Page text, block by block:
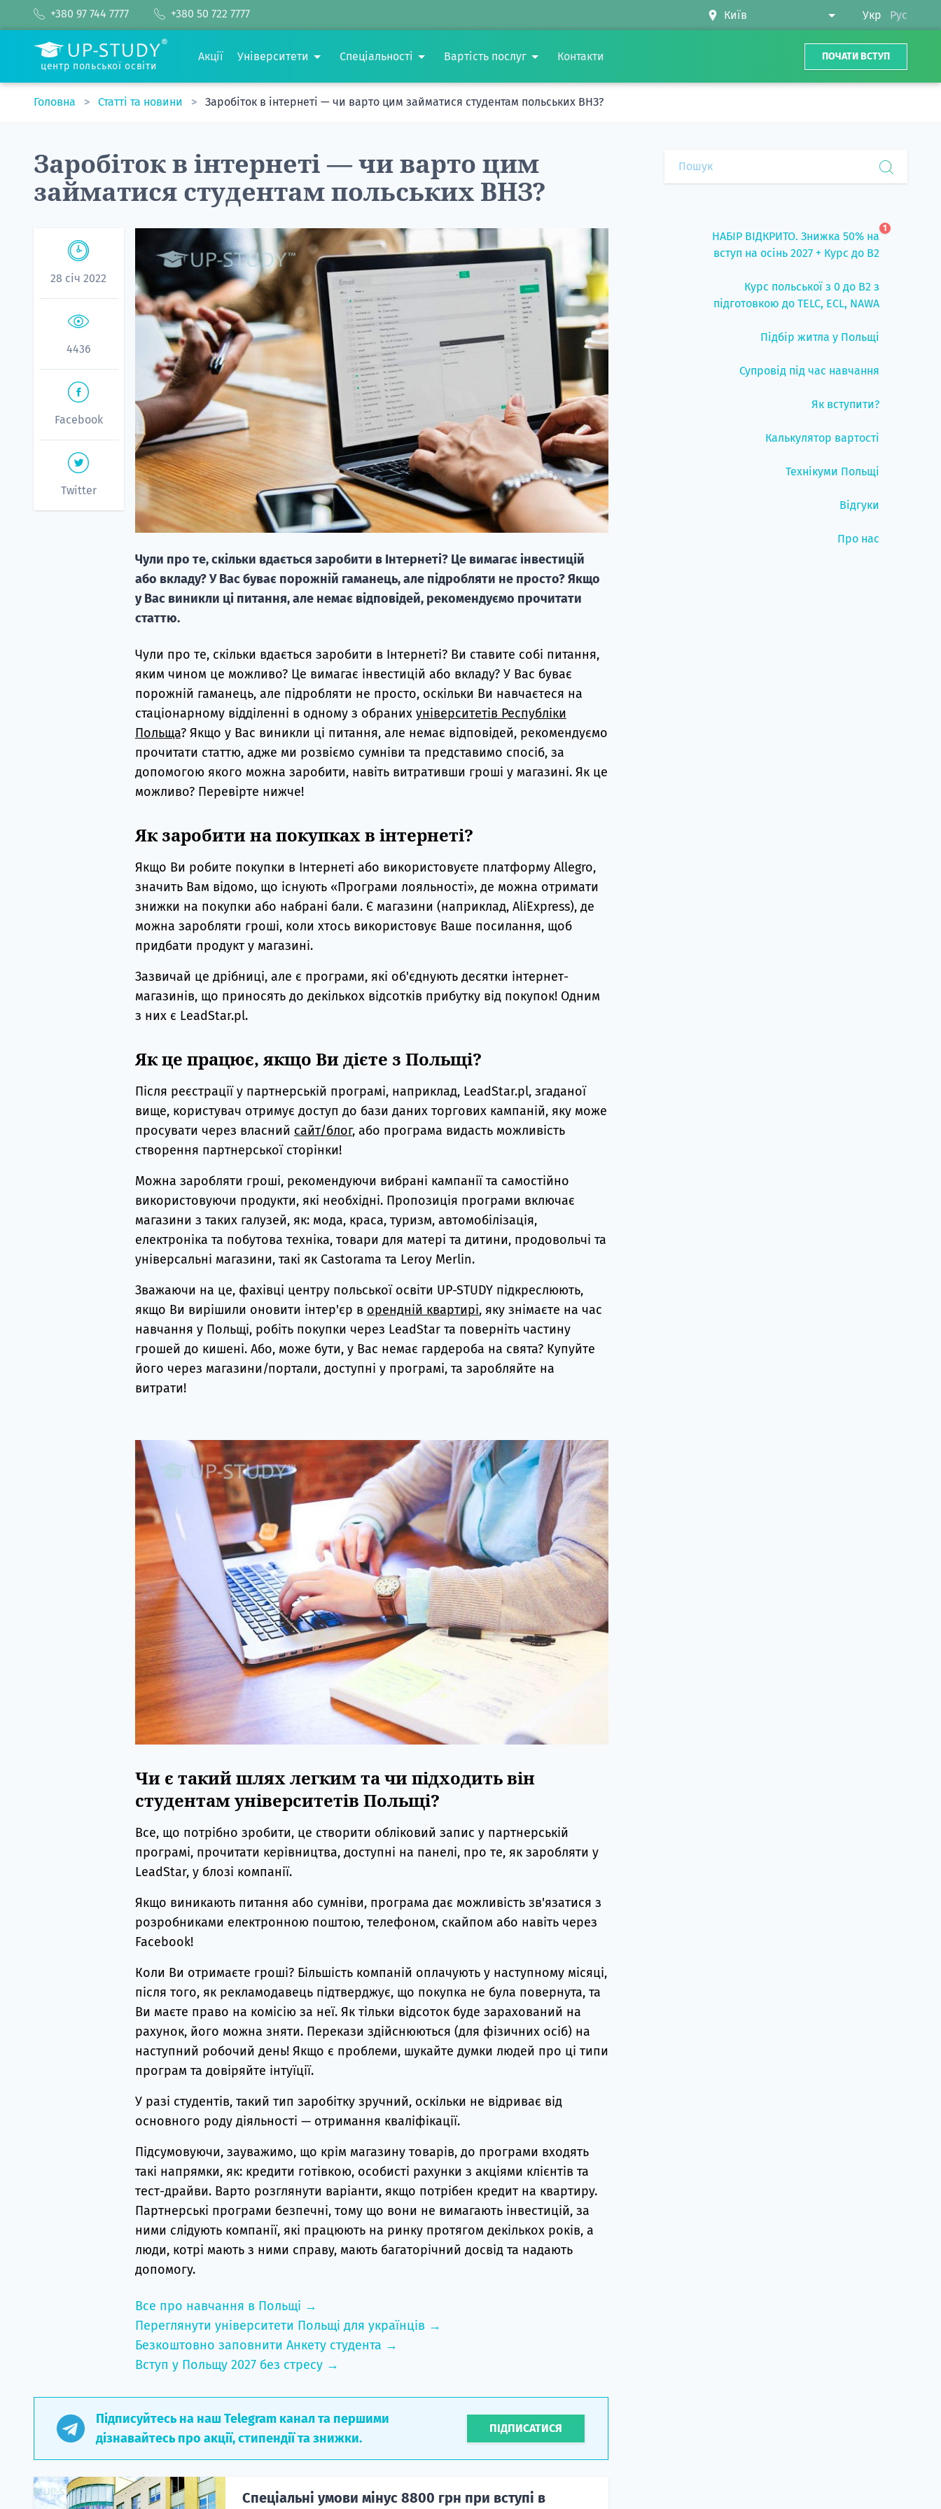
+380 97 744 7777 +380 50 722 7777 Укр Рус
центр польської освіти
Акції Університети Спеціальності Вартість послуг Контакти ПОЧАТИ ВСТУП
Головна Статті та новини Заробіток в інтернеті — чи варто цим займатися студентам польських ВНЗ?
Заробіток в інтернеті — чи варто цим
займатися студентам польських ВНЗ?
28 січ 2022
4436
Facebook
Twitter
Чули про те, скільки вдається заробити в Інтернеті? Це вимагає інвестицій
або вкладу? У Вас буває порожній гаманець, але підробляти не просто? Якщо
у Вас виникли ці питання, але немає відповідей, рекомендуємо прочитати
статтю.
Чули про те, скільки вдається заробити в Інтернеті? Ви ставите собі питання,
яким чином це можливо? Це вимагає інвестицій або вкладу? У Вас буває
порожній гаманець, але підробляти не просто, оскільки Ви навчаєтеся на
стаціонарному відділенні в одному з обраних університетів Республіки
Польща? Якщо у Вас виникли ці питання, але немає відповідей, рекомендуємо
прочитати статтю, адже ми розвіємо сумніви та представимо спосіб, за
допомогою якого можна заробити, навіть витративши гроші у магазині. Як це
можливо? Перевірте нижче!
Як заробити на покупках в інтернеті?
Якщо Ви робите покупки в Інтернеті або використовуєте платформу Allegro,
значить Вам відомо, що існують «Програми лояльності», де можна отримати
знижки на покупки або набрані бали. Є магазини (наприклад, AliExpress), де
можна заробляти гроші, коли хтось використовує Ваше посилання, щоб
придбати продукт у магазині.
Зазвичай це дрібниці, але є програми, які об'єднують десятки інтернет-
магазинів, що приносять до декількох відсотків прибутку від покупок! Одним
з них є LeadStar.pl.
Як це працює, якщо Ви дієте з Польщі?
Після реєстрації у партнерській програмі, наприклад, LeadStar.pl, згаданої
вище, користувач отримує доступ до бази даних торгових кампаній, яку може
просувати через власний сайт/блог, або програма видасть можливість
створення партнерської сторінки!
Можна заробляти гроші, рекомендуючи вибрані кампанії та самостійно
використовуючи продукти, які необхідні. Пропозиція програми включає
магазини з таких галузей, як: мода, краса, туризм, автомобілізація,
електроніка та побутова техніка, товари для матері та дитини, продовольчі та
універсальні магазини, такі як Castorama та Leroy Merlin.
Зважаючи на це, фахівці центру польської освіти UP-STUDY підкреслюють,
якщо Ви вирішили оновити інтер'єр в орендній квартирі, яку знімаєте на час
навчання у Польщі, робіть покупки через LeadStar та поверніть частину
грошей до кишені. Або, може бути, у Вас немає гардероба на свята? Купуйте
його через магазини/портали, доступні у програмі, та заробляйте на
витрати!
Чи є такий шлях легким та чи підходить він
студентам університетів Польщі?
Все, що потрібно зробити, це створити обліковий запис у партнерській
програмі, прочитати керівництва, доступні на панелі, про те, як заробляти у
LeadStar, у блозі компанії.
Якщо виникають питання або сумніви, програма дає можливість зв'язатися з
розробниками електронною поштою, телефоном, скайпом або навіть через
Facebook!
Коли Ви отримаєте гроші? Більшість компаній оплачують у наступному місяці,
після того, як рекламодавець підтверджує, що покупка не була повернута, та
Ви маєте право на комісію за неї. Як тільки відсоток буде зарахований на
рахунок, його можна зняти. Перекази здійснюються (для фізичних осіб) на
наступний робочий день! Якщо є проблеми, шукайте думки людей про ці типи
програм та довіряйте інтуїції.
У разі студентів, такий тип заробітку зручний, оскільки не відриває від
основного роду діяльності — отримання кваліфікації.
Підсумовуючи, зауважимо, що крім магазину товарів, до програми входять
такі напрямки, як: кредити готівкою, особисті рахунки з акціями клієнтів та
тест-драйви. Варто розглянути варіанти, якщо потрібен кредит на квартиру.
Партнерські програми безпечні, тому що вони не вимагають інвестицій, за
ними слідують компанії, які працюють на ринку протягом декількох років, а
люди, котрі мають з ними справу, мають багаторічний досвід та надають
допомогу.
Все про навчання в Польщі →
Переглянути університети Польщі для українців →
Безкоштовно заповнити Анкету студента →
Вступ у Польщу 2027 без стресу →
Підписуйтесь на наш Telegram канал та першими
дізнавайтесь про акції, стипендії та знижки.
ПІДПИСАТИСЯ
Спеціальні умови мінус 8800 грн при вступі в
НАБІР ВІДКРИТО. Знижка 50% на
вступ на осінь 2027 + Курс до B2
1
Курс польської з 0 до B2 з
підготовкою до TELC, ECL, NAWA
Підбір житла у Польщі
Супровід під час навчання
Як вступити?
Калькулятор вартості
Технікуми Польщі
Відгуки
Про нас